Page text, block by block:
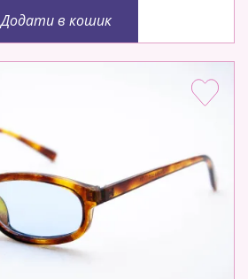
Додати в кошик